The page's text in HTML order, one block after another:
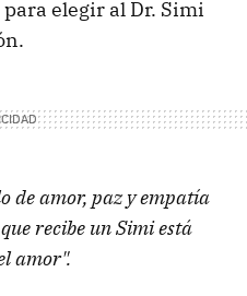
elegir al Dr. Simi
de amor, paz y empatía
recibe un Simi está
amor".